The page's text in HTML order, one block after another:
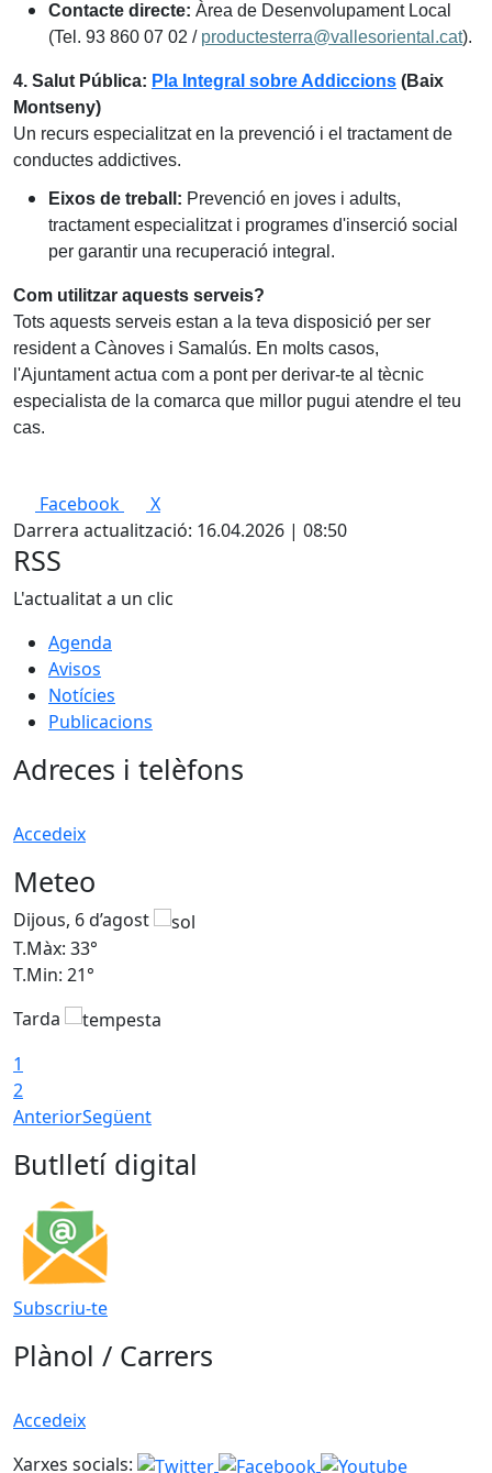
Contacte directe: Àrea de Desenvolupament Local
(Tel. 93 860 07 02 / productesterra@vallesoriental.cat).
4. Salut Pública: Pla Integral sobre Addiccions (Baix
Montseny)
Un recurs especialitzat en la prevenció i el tractament de
conductes addictives.
Eixos de treball: Prevenció en joves i adults,
tractament especialitzat i programes d'inserció social
per garantir una recuperació integral.
Com utilitzar aquests serveis?
Tots aquests serveis estan a la teva disposició per ser
resident a Cànoves i Samalús. En molts casos,
l'Ajuntament actua com a pont per derivar-te al tècnic
especialista de la comarca que millor pugui atendre el teu
cas.
Facebook
X
Darrera actualització: 16.04.2026 | 08:50
RSS
L'actualitat a un clic
Agenda
Avisos
Notícies
Publicacions
Adreces i telèfons
Accedeix
Meteo
Dijous, 6 d’agost
T.Màx: 33°
T.Min: 21°
Tarda
1
2
AnteriorSegüent
Butlletí digital
Subscriu-te
Plànol / Carrers
Accedeix
Xarxes socials: